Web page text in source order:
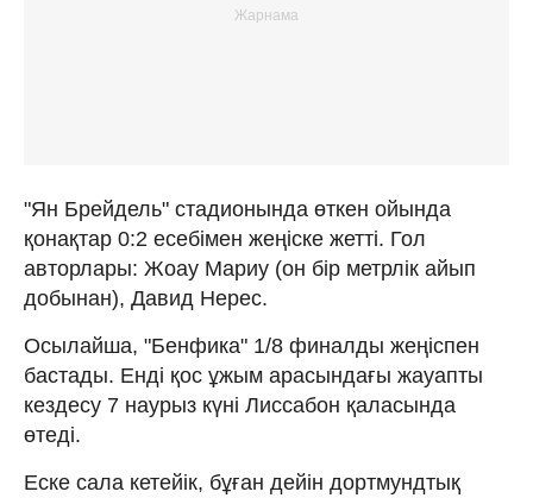
"Ян Брейдель" стадионында өткен ойында
қонақтар 0:2 есебімен жеңіске жетті. Гол
авторлары: Жоау Мариу (он бір метрлік айып
добынан), Давид Нерес.
Осылайша, "Бенфика" 1/8 финалды жеңіспен
бастады. Енді қос ұжым арасындағы жауапты
кездесу 7 наурыз күні Лиссабон қаласында
өтеді.
Еске сала кетейік, бұған дейін дортмундтық